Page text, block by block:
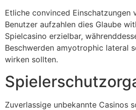
Etliche convinced Einschatzungen
Benutzer aufzahlen dies Glaube
Spielcasino erzielbar,
Beschwerden amyotrophic lateral
wirken sollten.
Zuverlassige unbekannte Casinos